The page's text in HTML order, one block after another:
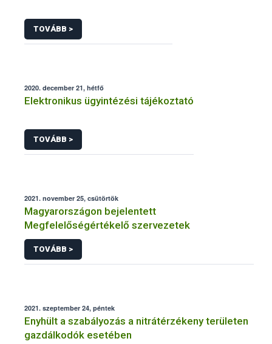
TOVÁBB >
2020. december 21, hétfő
Elektronikus ügyintézési tájékoztató
TOVÁBB >
2021. november 25, csütörtök
Magyarországon bejelentett
Megfelelőségértékelő szervezetek
TOVÁBB >
2021. szeptember 24, péntek
Enyhült a szabályozás a nitrátérzékeny területen
gazdálkodók esetében